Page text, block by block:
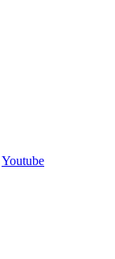
Youtube